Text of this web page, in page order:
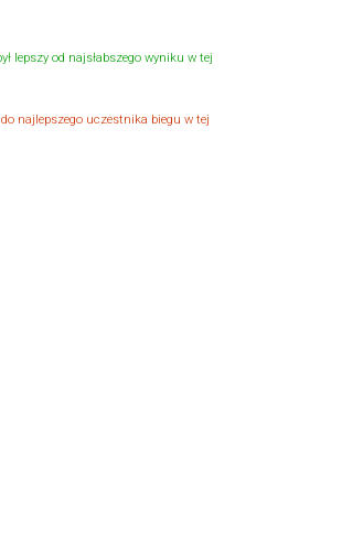
lepszy od najsłabszego wyniku w tej
najlepszego uczestnika biegu w tej